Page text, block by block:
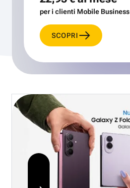
per i clienti Mobile Business
SCOPRI